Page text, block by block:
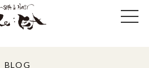
BLOG